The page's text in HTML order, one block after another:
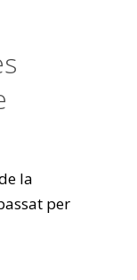
la
per